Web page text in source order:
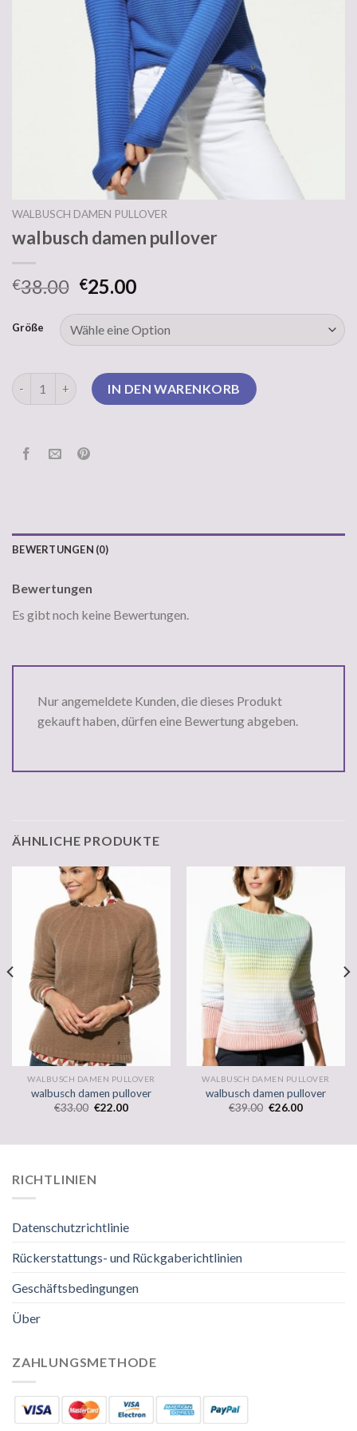
WALBUSCH DAMEN PULLOVER
walbusch damen pullover
€38.00 €25.00
Größe
walbusch damen pullover Menge
IN DEN WARENKORB
BEWERTUNGEN (0)
Bewertungen
Es gibt noch keine Bewertungen.
Nur angemeldete Kunden, die dieses Produkt
gekauft haben, dürfen eine Bewertung abgeben.
ÄHNLICHE PRODUKTE
WALBUSCH DAMEN PULLOVER
walbusch damen pullover
€33.00 €22.00
WALBUSCH DAMEN PULLOVER
walbusch damen pullover
€39.00 €26.00
RICHTLINIEN
Datenschutzrichtlinie
Rückerstattungs- und Rückgaberichtlinien
Geschäftsbedingungen
Über
ZAHLUNGSMETHODE